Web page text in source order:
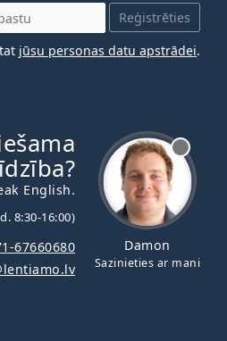
Reģistrēties
jūsu personas datu apstrādei.
Damon
Sazinieties ar mani
English.
8:30-16:00)
67660680